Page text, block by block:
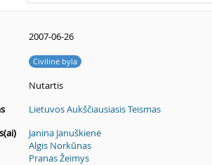
2007-06-26
Civilinė byla
Nutartis
Lietuvos Aukščiausiasis Teismas
Janina Januškienė
Algis Norkūnas
Pranas Žeimys